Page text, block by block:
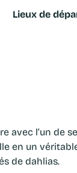
Lieux de
avec l’un de
en un
de dahlias.